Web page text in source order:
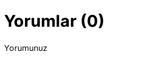
Yorumlar (0)
Yorumunuz